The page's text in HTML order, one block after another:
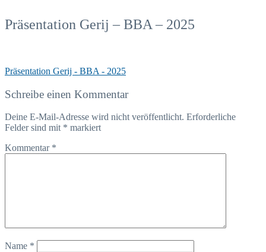
Präsentation Gerij – BBA – 2025
Präsentation Gerij - BBA - 2025
Schreibe einen Kommentar
Deine E-Mail-Adresse wird nicht veröffentlicht. Erforderliche
Felder sind mit * markiert
Kommentar *
Name *